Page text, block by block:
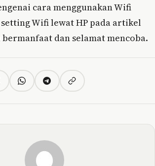
cara menggunakan Wifi
Wifi lewat HP pada artikel
dan selamat mencoba.
X
WhatsAppTelegramCopy link